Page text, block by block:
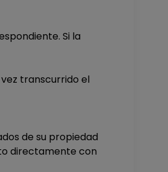
Si la
transcurrido el
de su propiedad
directamente con